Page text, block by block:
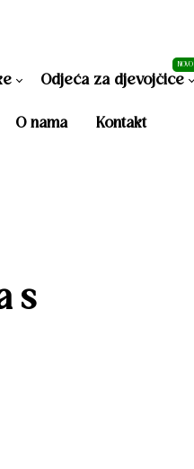
za dječake
Odjeća za djevojčice
NOVO
Jesenja kolekcija za
O nama Kontakt
s